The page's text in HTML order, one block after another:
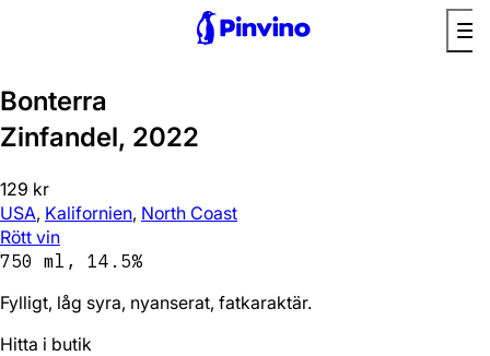
Bonterra
Zinfandel, 2022
129 kr
USA, Kalifornien, North Coast
Rött vin
750 ml, 14.5%
Fylligt, låg syra, nyanserat, fatkaraktär.
Hitta i butik